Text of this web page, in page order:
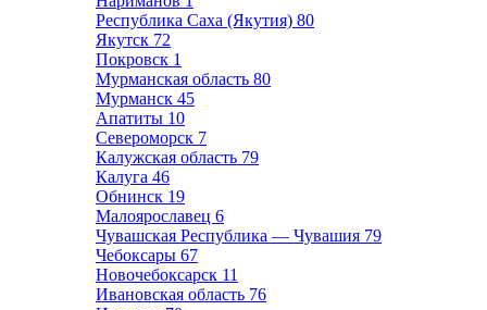
Республика Саха (Якутия) 80
Якутск 72
Покровск 1
Мурманская область 80
Мурманск 45
Апатиты 10
Североморск 7
Калужская область 79
Калуга 46
Обнинск 19
Малоярославец 6
Чувашская Республика — Чувашия 79
Чебоксары 67
Новочебоксарск 11
Ивановская область 76